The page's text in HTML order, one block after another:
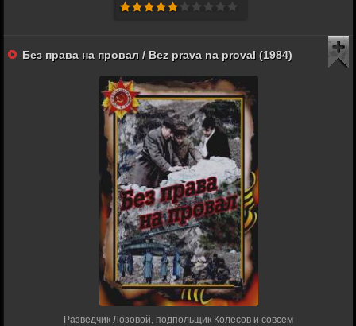
Без права на провал / Bez prava na proval (1984)
Разведчик Лозовой, подпольщик Колесов и совсем